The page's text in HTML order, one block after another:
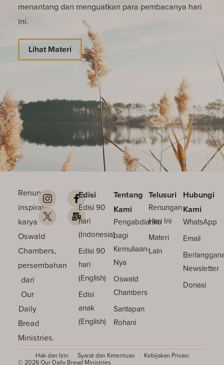
menantang dan menguatkan para pembacanya hari
ini.
Lihat Materi
Renungan
inspiratif
karya
Oswald
Chambers,
persembahan
dari
Our
Daily
Bread
Ministries.
Edisi
Edisi 90
hari
(Indonesia)
Edisi 90
hari
(English)
Edisi
anak
(English)
Tentang
Kami
Pengabdianku
bagi
Kemuliaan-
Nya
Oswald
Chambers
Santapan
Rohani
Telusuri
Renungan
Hari Ini
Materi
Lain
Hubungi
Kami
WhatsApp
Email
Newsletter
Donasi
Hak dan Izin Syarat dan Ketentuan Kebijakan Privasi
© 2026 Our Daily Bread Ministries